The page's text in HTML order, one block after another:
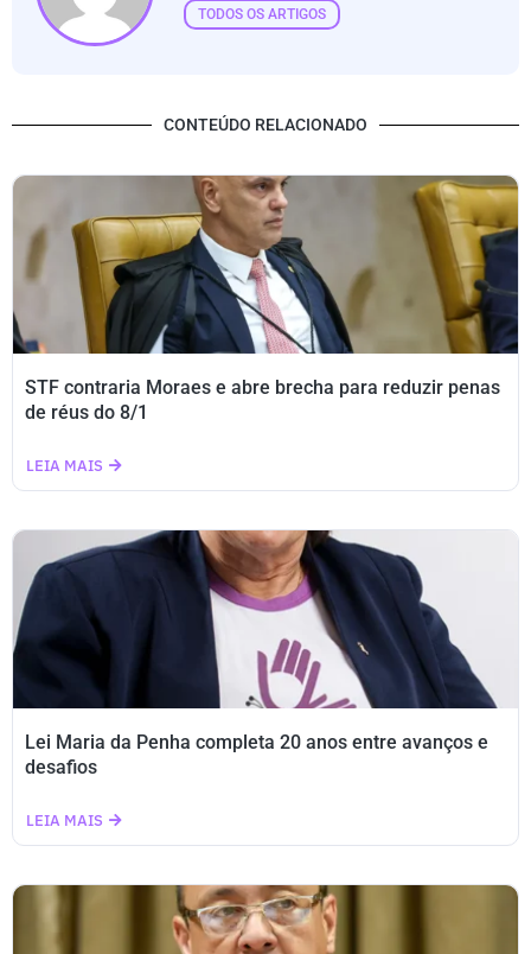
TODOS OS ARTIGOS
CONTEÚDO RELACIONADO
STF contraria Moraes e abre brecha para reduzir penas
de réus do 8/1
LEIA MAIS
Lei Maria da Penha completa 20 anos entre avanços e
desafios
LEIA MAIS